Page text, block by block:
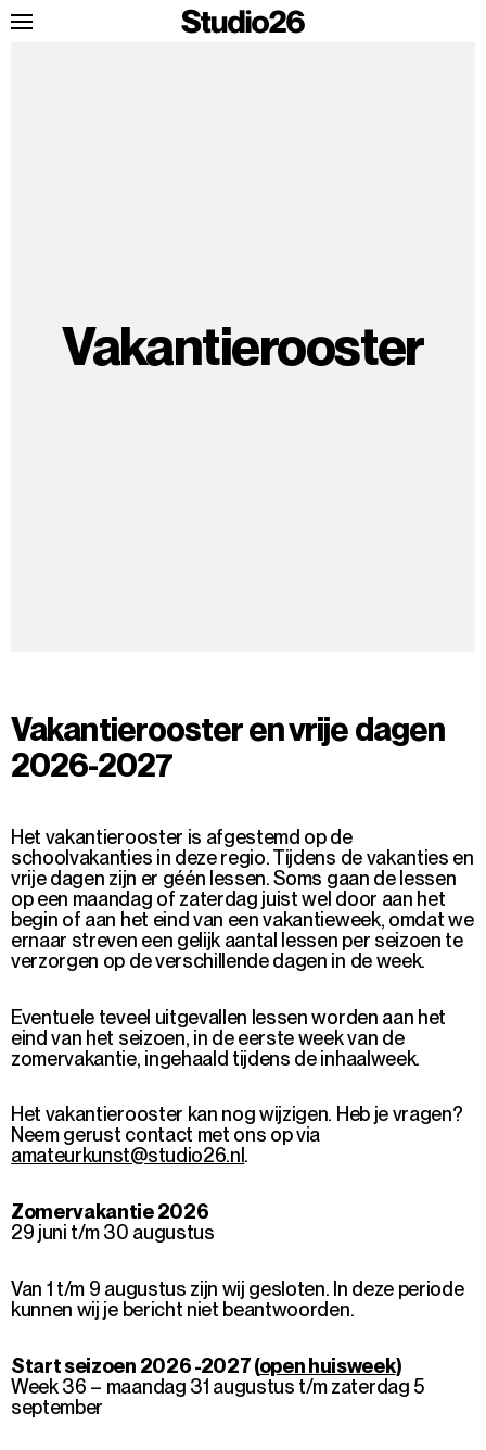
Vakantierooster
Vakantierooster en vrije dagen
2026-2027
Het vakantierooster is afgestemd op de
schoolvakanties in deze regio. Tijdens de vakanties en
vrije dagen zijn er géén lessen. Soms gaan de lessen
op een maandag of zaterdag juist wel door aan het
begin of aan het eind van een vakantieweek, omdat we
ernaar streven een gelijk aantal lessen per seizoen te
verzorgen op de verschillende dagen in de week.
Eventuele teveel uitgevallen lessen worden aan het
eind van het seizoen, in de eerste week van de
zomervakantie, ingehaald tijdens de inhaalweek.
Het vakantierooster kan nog wijzigen. Heb je vragen?
Neem gerust contact met ons op via
amateurkunst@studio26.nl .
Zomervakantie 2026
29 juni t/m 30 augustus
Van 1 t/m 9 augustus zijn wij gesloten. In deze periode
kunnen wij je bericht niet beantwoorden.
Start seizoen 2026 -2027 (open huisweek)
Week 36 – maandag 31 augustus t/m zaterdag 5
september